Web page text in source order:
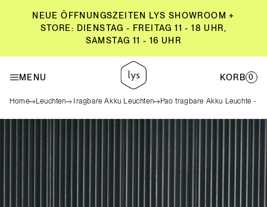
NEUE ÖFFNUNGSZEITEN LYS SHOWROOM +
STORE: DIENSTAG - FREITAG 11 - 18 UHR,
SAMSTAG 11 - 16 UHR
MENU KORB 0
STORE: DIENSTAG - FREITAG 11 - 18 UHR,
SAMSTAG 11 - 16 UHR
Home Leuchten Tragbare Akku Leuchten Pao tragbare Akku Leuchte -